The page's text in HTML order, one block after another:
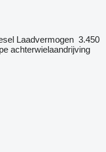
Laadvermogen 3.450
achterwielaandrijving